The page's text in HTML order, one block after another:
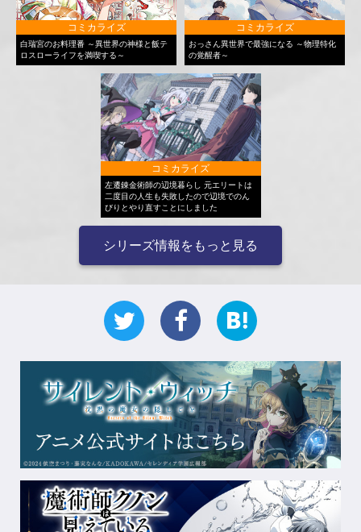
コミカライズ
白瑞宮のお料理番 ～異世界の神様と飯テ
ロスローライフを満喫する～
コミカライズ
おっさん異世界で最強になる ～物理特化
の覚醒者～
コミカライズ
左遷錬金術師の辺境暮らし 元エリートは
二度目の人生も失敗したので辺境でのん
びりとやり直すことにしました
シリーズ情報をもっと見る